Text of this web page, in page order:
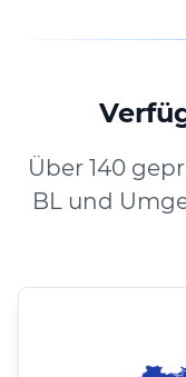
Über 140
BL und